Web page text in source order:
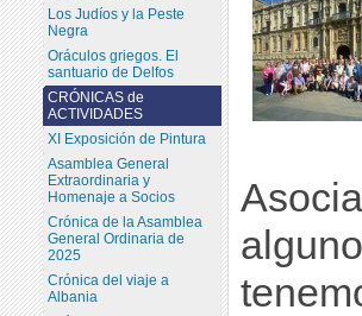
CRÓNICAS de
ACTIVIDADES
XI Exposición de Pintura
Asamblea General
Extraordinaria y
Homenaje a Socios
Crónica de la Asamblea
General Ordinaria de
2025
Crónica del viaje a
Albania
Los Judíos y la Peste
Negra
Oráculos griegos. El
santuario de Delfos